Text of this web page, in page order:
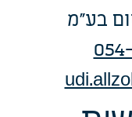
בע"מ